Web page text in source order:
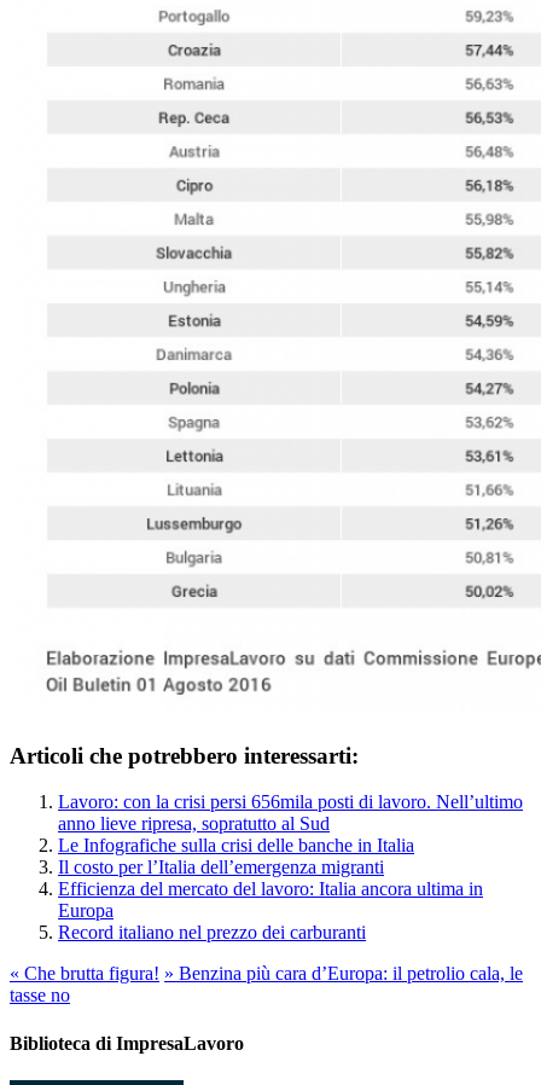
Articoli che potrebbero interessarti:
Lavoro: con la crisi persi 656mila posti di lavoro. Nell’ultimo
anno lieve ripresa, sopratutto al Sud
Le Infografiche sulla crisi delle banche in Italia
Il costo per l’Italia dell’emergenza migranti
Efficienza del mercato del lavoro: Italia ancora ultima in
Europa
Record italiano nel prezzo dei carburanti
« Che brutta figura! » Benzina più cara d’Europa: il petrolio cala, le
tasse no
Biblioteca di ImpresaLavoro